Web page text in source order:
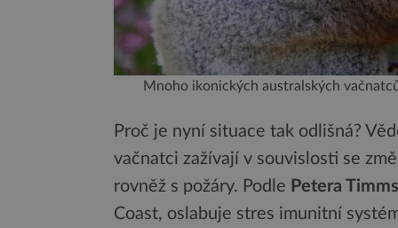
Mnoho ikonických australských
Proč je nyní situace tak odlišná?
vačnatci zažívají v souvislosti se
rovněž s požáry. Podle Petera
Coast, oslabuje stres imunitní